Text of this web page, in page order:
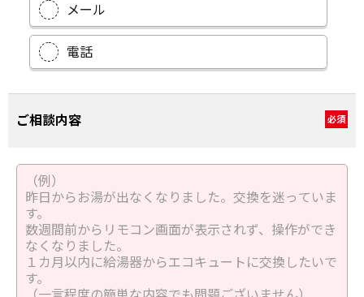
メール
電話
ご相談内容 必須